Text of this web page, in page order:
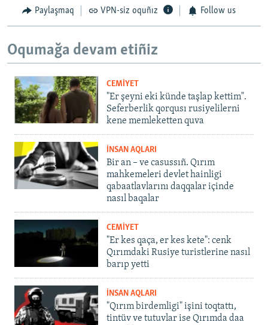
Paylaşmaq VPN-siz oquñız Follow us
Oqumağa devam etiñiz
CEMİYET
"Er şeyni eki künde taşlap kettim".
Seferberlik qorqusı rusiyelilerni
kene memleketten quva
İNSAN AQLARI
Bir an – ve casussıñ. Qırım
mahkemeleri devlet hainligi
qabaatlavlarını daqqalar içinde
nasıl baqalar
CEMİYET
"Er kes qaça, er kes kete": cenk
Qırımdaki Rusiye turistlerine nasıl
barıp yetti
İNSAN AQLARI
"Qırım birdemligi" işini toqtattı,
tintüv ve tutuvlar ise Qırımda daa